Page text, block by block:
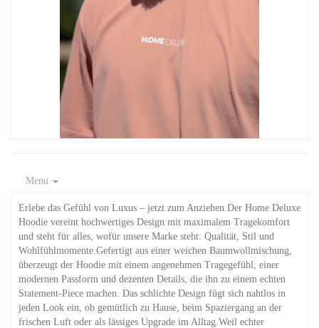
Menu
Erlebe das Gefühl von Luxus – jetzt zum Anziehen.Der Home Deluxe
Hoodie vereint hochwertiges Design mit maximalem Tragekomfort
und steht für alles, wofür unsere Marke steht: Qualität, Stil und
Wohlfühlmomente.Gefertigt aus einer weichen Baumwollmischung,
überzeugt der Hoodie mit einem angenehmen Tragegefühl, einer
modernen Passform und dezenten Details, die ihn zu einem echten
Statement-Piece machen. Das schlichte Design fügt sich nahtlos in
jeden Look ein, ob gemütlich zu Hause, beim Spaziergang an der
frischen Luft oder als lässiges Upgrade im Alltag.Weil echter